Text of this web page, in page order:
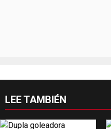
LEE TAMBIÉN